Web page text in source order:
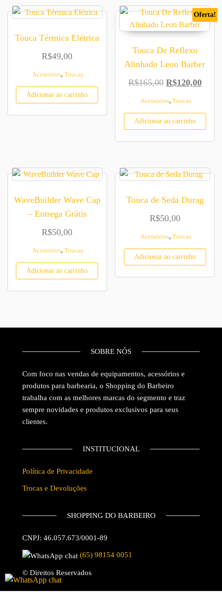
Touca Térmica Elétrica
R$49,00
Acessórios, Toucas
Adicionar ao carrinho
Oferta!
Touca De Reflexo
Alinhado Leon Barber
R$165,00 O preço
R$120,00O
Acessórios, Toucas
Adicionar ao carrinho
WaveBuilder Wave Cap
– Entrega Grátis
R$50,00
Acessórios, Toucas
Adicionar ao carrinho
Touca de Seda Durag
R$50,00
Acessórios, Toucas
Adicionar ao carrinho
SOBRE NÓS
Com foco nas vendas de equipamentos, acessórios e
produtos para barbearia, o Shopping do Barbeiro
trabalha com as melhores marcas do segmento e traz
sempre novidades e produtos exclusivos para seus
clientes.
INSTITUCIONAL
Política de Privacidade
Trocas e Devoluções
SHOPPING DO BARBEIRO
CNPJ: 46.057.673/0001-89
(65) 98154 0051
© Direitos Reservados